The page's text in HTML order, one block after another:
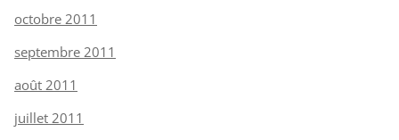
octobre 2011
septembre 2011
août 2011
juillet 2011